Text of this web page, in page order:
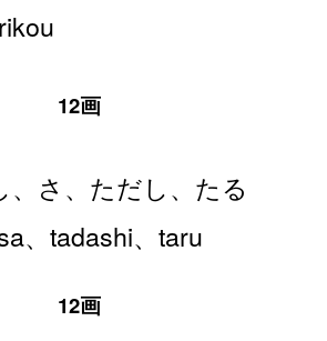
12画
、さ、ただし、たる
、tadashi、taru
12画